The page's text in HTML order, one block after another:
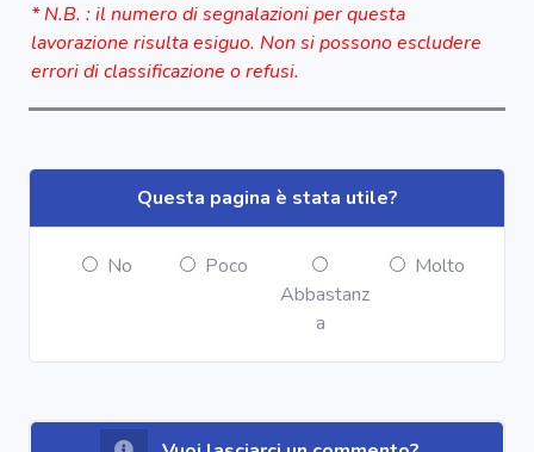
area riservata
Torna alla
* N.B. : il numero di segnalazioni per questa
lavorazione risulta esiguo. Non si possono escludere
errori di classificazione o refusi.
Questa pagina è stata utile?
No
Poco
Abbastanz
a
Molto